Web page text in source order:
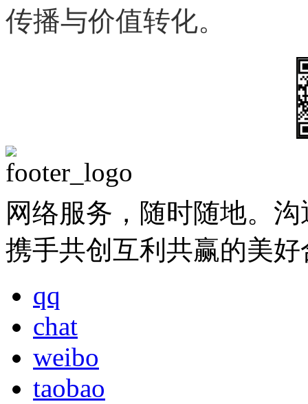
传播与价值转化。
网络服务，随时随地。
携手共创互利共赢的美好
qq
chat
weibo
taobao